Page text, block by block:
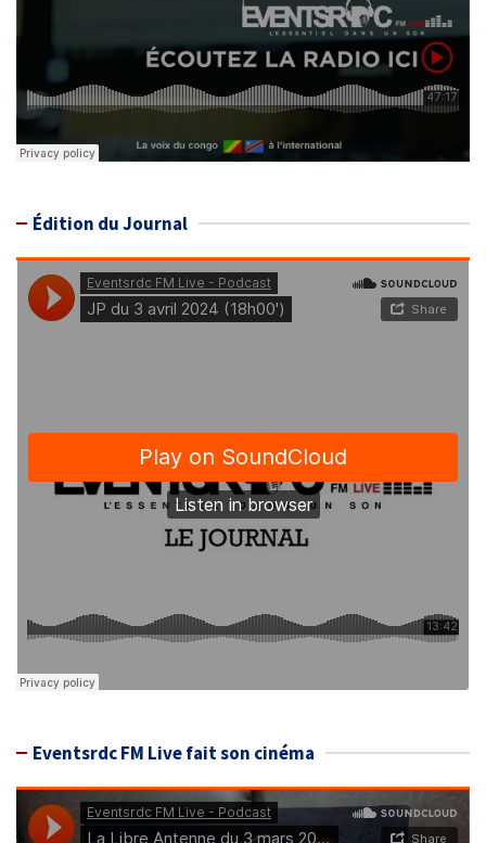
Édition du Journal
Eventsrdc FM Live fait son cinéma